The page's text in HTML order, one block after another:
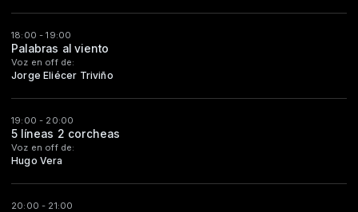
18:00 - 19:00
Palabras al viento
Voz en off de:
Jorge Eliécer Triviño
19:00 - 20:00
5 líneas 2 corcheas
Voz en off de:
Hugo Vera
20:00 - 21:00